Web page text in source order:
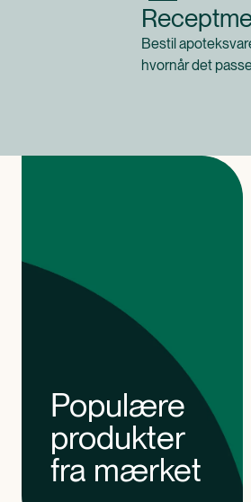
Bestil
hvornår det
Populære
produkter
fra mærket